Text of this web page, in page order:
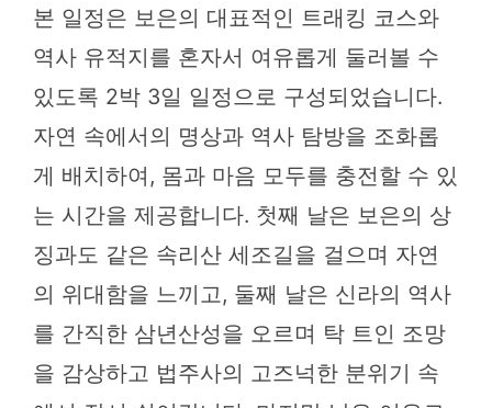
본 일정은 보은의 대표적인 트래킹 코스와
역사 유적지를 혼자서 여유롭게 둘러볼 수
있도록 2박 3일 일정으로 구성되었습니다.
자연 속에서의 명상과 역사 탐방을 조화롭
게 배치하여, 몸과 마음 모두를 충전할 수 있
는 시간을 제공합니다. 첫째 날은 보은의 상
징과도 같은 속리산 세조길을 걸으며 자연
의 위대함을 느끼고, 둘째 날은 신라의 역사
를 간직한 삼년산성을 오르며 탁 트인 조망
을 감상하고 법주사의 고즈넉한 분위기 속